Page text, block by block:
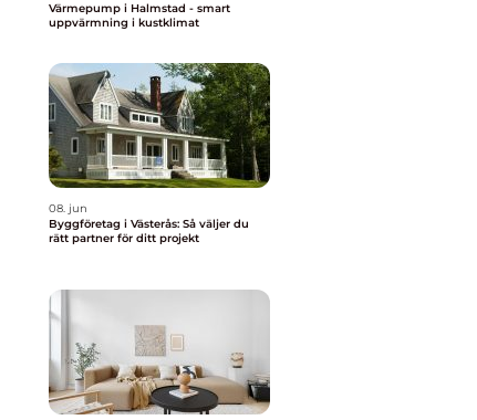
Värmepump i Halmstad - smart
uppvärmning i kustklimat
08. jun
Byggföretag i Västerås: Så väljer du
rätt partner för ditt projekt